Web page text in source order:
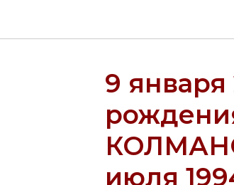
9 января
июля